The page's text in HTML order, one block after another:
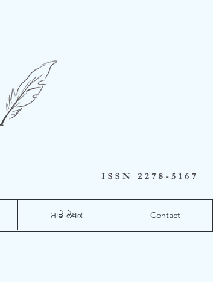
ਸਾਡੇ ਲੇਖਕ Contact